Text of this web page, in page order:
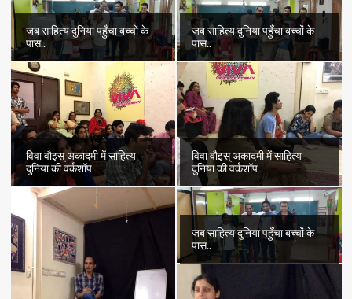
जब साहित्य दुनिया पहुँचा बच्चों के
पास..
जब साहित्य दुनिया पहुँचा बच्चों के
पास..
विवा वौइस् अकादमी में साहित्य
दुनिया की वर्कशॉप
विवा वौइस् अकादमी में साहित्य
दुनिया की वर्कशॉप
जब साहित्य दुनिया पहुँचा बच्चों के
पास..